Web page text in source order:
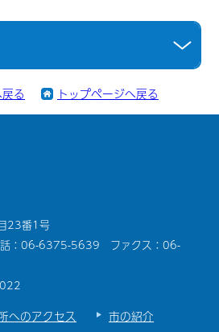
る トップページへ戻る
23番1号
話：06-6375-5639 ファクス：06-
へのアクセス
市の紹介